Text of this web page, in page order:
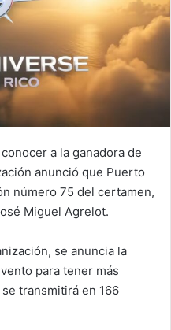
a la ganadora de
anunció que Puerto
número 75 del certamen,
Miguel Agrelot.
se anuncia la
para tener más
transmitirá en 166